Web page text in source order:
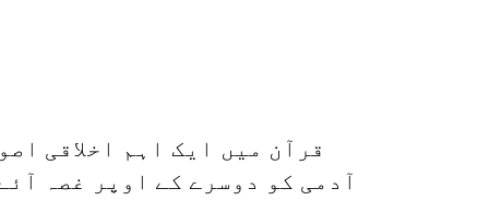
قرآن میں ایک اہم اخلاقی
آدمی کو دوسرے کے اوپر غصہ